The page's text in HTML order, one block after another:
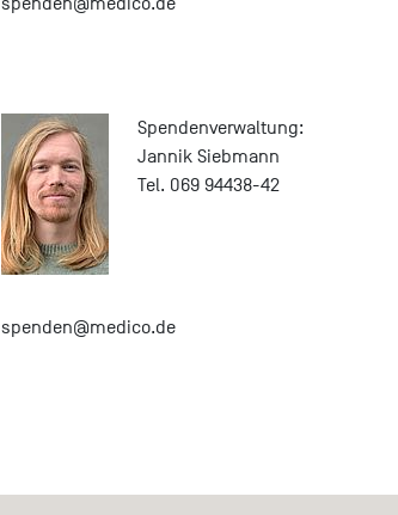
Spendenverwaltung:
Jannik Siebmann
Tel. 069 94438-42
spenden@medico.de